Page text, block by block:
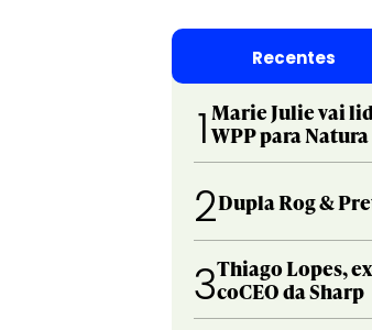
Recentes
1 Marie Julie vai
WPP para Natura
2Dupla Rog &
3Thiago Lopes,
coCEO da Sharp